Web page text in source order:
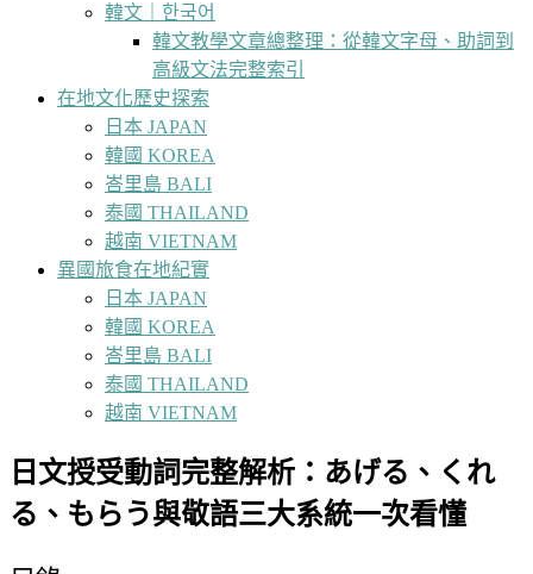
韓文｜한국어
韓文教學文章總整理：從韓文字母、助詞到
高級文法完整索引
在地文化歷史探索
日本 JAPAN
韓國 KOREA
峇里島 BALI
泰國 THAILAND
越南 VIETNAM
異國旅食在地紀實
日本 JAPAN
韓國 KOREA
峇里島 BALI
泰國 THAILAND
越南 VIETNAM
日文授受動詞完整解析：あげる、くれ
る、もらう與敬語三大系統一次看懂